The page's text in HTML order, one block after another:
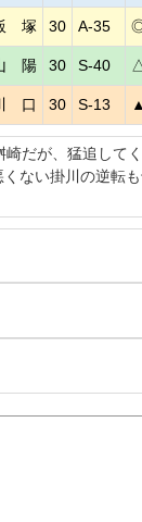
塚 30 A-35
陽 30 S-40
口 30 S-13 ▲
だが、猛追して
ない掛川の逆転